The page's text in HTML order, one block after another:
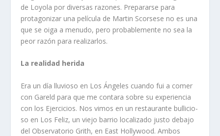
de Loyola por diversas razones. Prepararse para
protagonizar una película de Martin Scorsese no es una
que se oiga a menudo, pero probablemente no sea la
peor razón para realizarlos.
La realidad herida
Era un día lluvioso en Los Ángeles cuando fui a comer
con Gareld para que me contara sobre su experiencia
con los Ejercicios. Nos vimos en un restaurante bullicio-
so en Los Feliz, un viejo barrio localizado justo debajo
del Observatorio Grith, en East Hollywood. Ambos